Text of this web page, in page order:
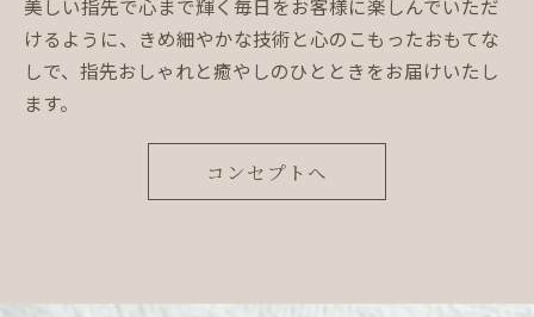
美しい指先で心まで輝く毎日をお客様に楽しんでいただ
けるように、きめ細やかな技術と心のこもったおもてな
しで、指先おしゃれと癒やしのひとときをお届けいたし
ます。
コンセプトへ